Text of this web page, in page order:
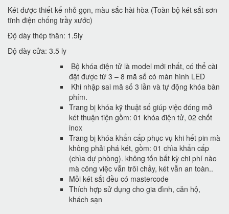
Két được thiết kế nhỏ gọn, màu sắc hài hòa (Toàn bộ két sắt sơn
tĩnh điện chống trầy xước)
Độ dày thép thân: 1.5ly
Độ dày cửa: 3.5 ly
Bộ khóa điện tử là model mới nhất, có thể cài
đặt được từ 3 – 8 mã số có màn hình LED
Khi nhập sai mã số 3 lần và tự động khóa bàn
phím.
Trang bị khóa kỹ thuật số giúp việc đóng mở
két thuận tiện gồm: 01 khóa điện tử, 02 chốt
inox
Trang bị khóa khẩn cấp phục vụ khi hết pin mà
không phải phá két, gồm: 01 chìa khẩn cấp
(chìa dự phòng). không tốn bất kỳ chi phí nào
mà công việc vẫn trôi chảy, két vẫn an toàn..
Mỗi két sắt đều có mastercode
Thích hợp sử dụng cho gia đình, căn hộ,
khách sạn